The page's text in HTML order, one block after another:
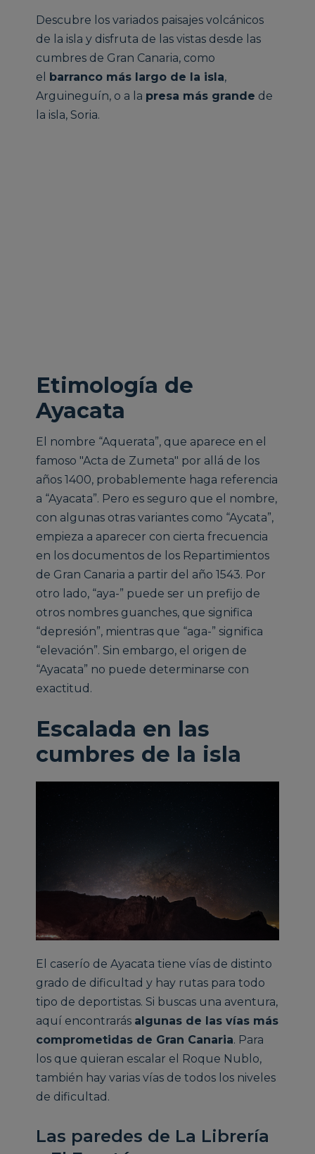
Descubre los variados paisajes volcánicos
de la isla y disfruta de las vistas desde las
cumbres de Gran Canaria, como
el barranco más largo de la isla,
Arguineguín, o a la presa más grande de
la isla, Soria.
Etimología de
Ayacata
El nombre “Aquerata”, que aparece en el
famoso "Acta de Zumeta" por allá de los
años 1400, probablemente haga referencia
a “Ayacata”. Pero es seguro que el nombre,
con algunas otras variantes como “Aycata”,
empieza a aparecer con cierta frecuencia
en los documentos de los Repartimientos
de Gran Canaria a partir del año 1543. Por
otro lado, “aya-” puede ser un prefijo de
otros nombres guanches, que significa
“depresión”, mientras que “aga-” significa
“elevación”. Sin embargo, el origen de
“Ayacata” no puede determinarse con
exactitud.
Escalada en las
cumbres de la isla
El caserío de Ayacata tiene vías de distinto
grado de dificultad y hay rutas para todo
tipo de deportistas. Si buscas una aventura,
aquí encontrarás algunas de las vías más
comprometidas de Gran Canaria. Para
los que quieran escalar el Roque Nublo,
también hay varias vías de todos los niveles
de dificultad.
Las paredes de La Librería